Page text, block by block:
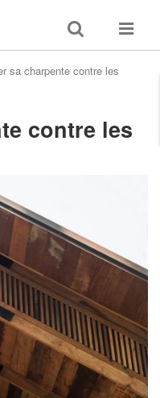
Toggle
search
Toggle
sa charpente contre les
contre les